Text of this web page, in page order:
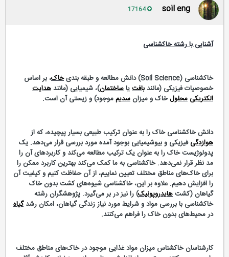
soil eng
آشنایی با رشته خاکشناسی
خاکشناسی (Soil Science) دانش مطالعه و طبقه بندی خاک، بر اساس
خصوصیات فیزیکی (مانندبافتیاساختمان)، شیمیایی (مانندهدایت
الکتریکیمحلولخاک و میزانسدیمموجود) و زیستی آن است.
دانش خاکشناسی خاک را به عنوان ترکیب طبیعی بسیار پیچیده، که از
هوازدگیفیزیکی و بیوشیمیایی بوجود آمده مورد بررسی قرار می‌‌دهد. یک
پدولوژیست خاک را به عنوان یک ترکیب مطالعه می‌‌کند و کاربردهای آن را
مد نظر قرار نمی‌دهد. خاکشناسی به ما کمک می‌‌کند بهترین کاربرد ممکن را
برای خاک‌های مناطق مختلف تعیین نماییم، از آن حفاظت کنیم و کیفیت آن
را افزایش دهیم. علاوه بر این، خاکشناسی شیوه‌های کشت بدون خاک
گیاهان (کشتهایدروپونیک) را نیز در بر می‌‌گیرد. پژوهشگران رشته
خاکشناسی با بررسی مواد و شرایط مورد نیاز زندگی گیاهان، امکان رشدگیاه
در محیط‌های بدون خاک را فراهم می‌‌کنند.
کارشناسان خاکشناس میزان مواد غذایی موجود در خاک‌های مناطق مختلف